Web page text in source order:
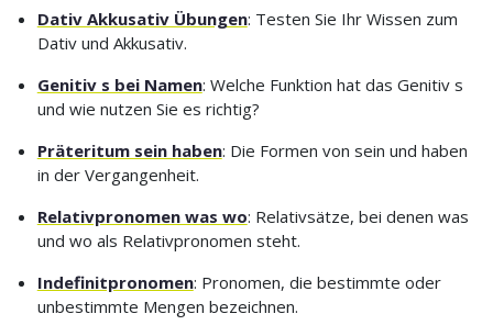
Dativ Akkusativ Übungen: Testen Sie Ihr Wissen zum
Dativ und Akkusativ.
Genitiv s bei Namen: Welche Funktion hat das Genitiv s
und wie nutzen Sie es richtig?
Präteritum sein haben: Die Formen von sein und haben
in der Vergangenheit.
Relativpronomen was wo: Relativsätze, bei denen was
und wo als Relativpronomen steht.
Indefinitpronomen: Pronomen, die bestimmte oder
unbestimmte Mengen bezeichnen.